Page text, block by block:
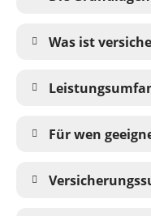
Was ist
Für wen